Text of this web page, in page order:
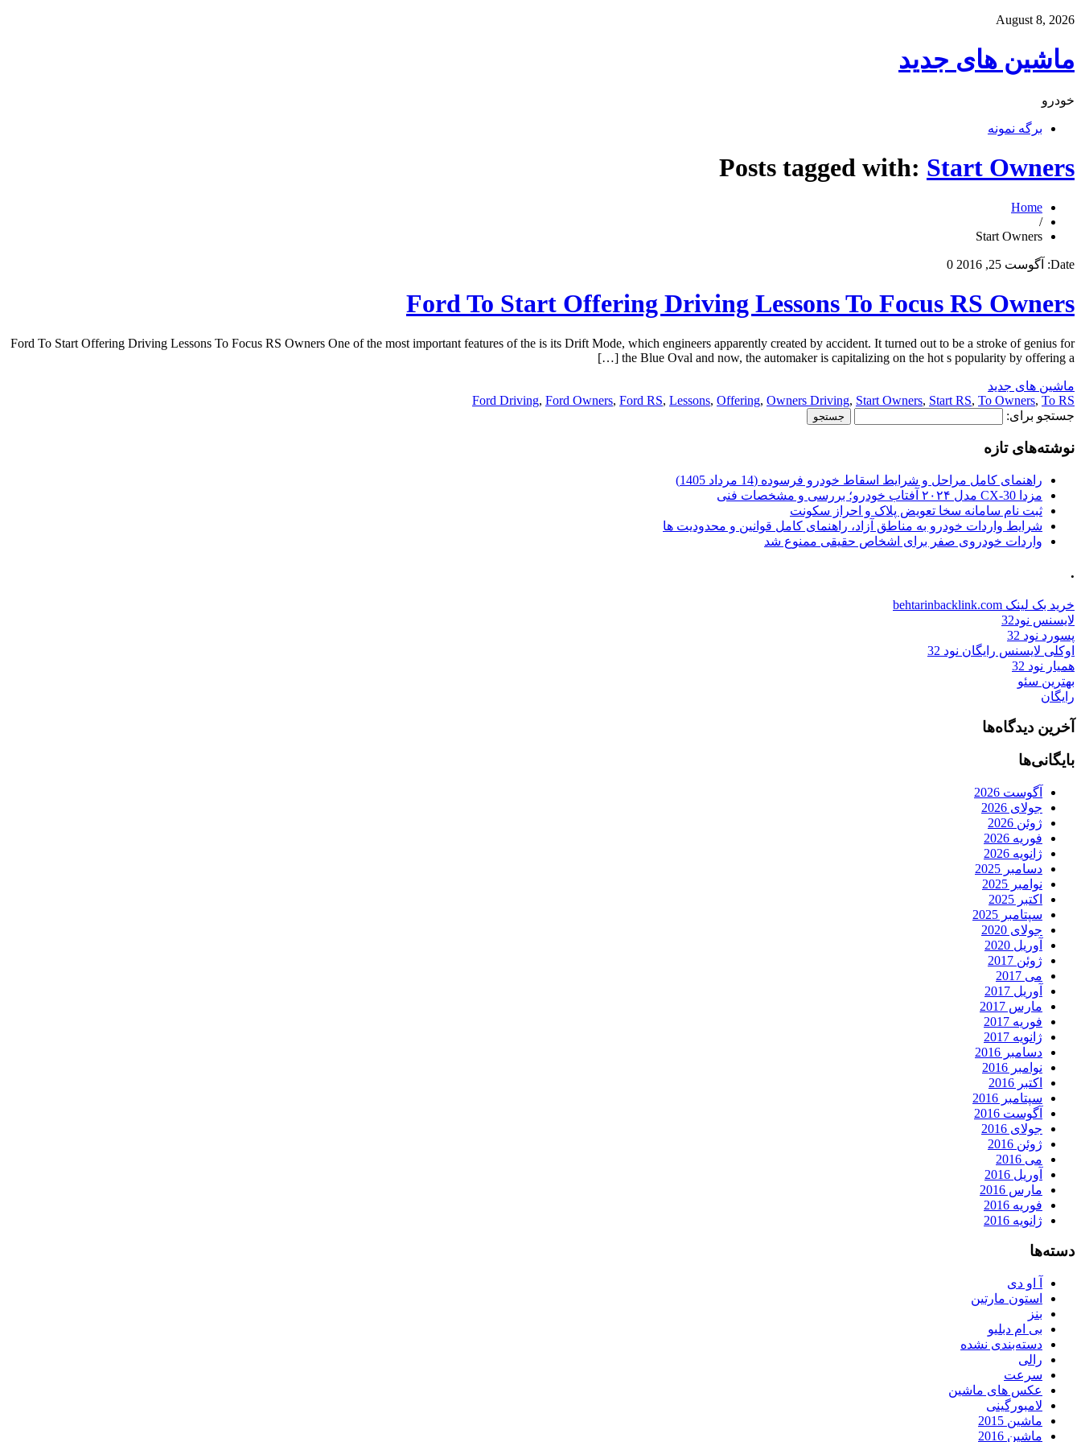
August 8, 2026
ماشین های جدید
خودرو
برگه نمونه
Posts tagged with: Start Owners
Home
/
Start Owners
Date: آگوست 25, 2016 0
Ford To Start Offering Driving Lessons To Focus RS Owners
Ford To Start Offering Driving Lessons To Focus RS Owners One of the most important features of the is its Drift Mode, which engineers apparently created by accident. It turned out to be a stroke of genius for
the Blue Oval and now, the automaker is capitalizing on the hot s popularity by offering a […]
ماشین های جدید
Ford Driving, Ford Owners, Ford RS, Lessons, Offering, Owners Driving, Start Owners, Start RS, To Owners, To RS
جستجو برای:
نوشته‌های تازه
راهنمای کامل مراحل و شرایط اسقاط خودرو فرسوده (14 مرداد 1405)
مزدا CX-30 مدل ۲۰۲۴ آفتاب خودرو؛ بررسی و مشخصات فنی
ثبت نام سامانه سخا تعویض پلاک و احراز سکونت
شرایط واردات خودرو به مناطق آزاد، راهنمای کامل قوانین و محدودیت ها
واردات خودروی صفر برای اشخاص حقیقی ممنوع شد
.
خرید بک لینک behtarinbacklink.com
لایسنس نود32
پسورد نود 32
اوکلی لایسنس رایگان نود 32
همیار نود 32
بهترین سئو
رایگان
آخرین دیدگاه‌ها
بایگانی‌ها
آگوست 2026
جولای 2026
ژوئن 2026
فوریه 2026
ژانویه 2026
دسامبر 2025
نوامبر 2025
اکتبر 2025
سپتامبر 2025
جولای 2020
آوریل 2020
ژوئن 2017
می 2017
آوریل 2017
مارس 2017
فوریه 2017
ژانویه 2017
دسامبر 2016
نوامبر 2016
اکتبر 2016
سپتامبر 2016
آگوست 2016
جولای 2016
ژوئن 2016
می 2016
آوریل 2016
مارس 2016
فوریه 2016
ژانویه 2016
دسته‌ها
آ او دی
استون مارتین
بنز
بی ام دبلیو
دسته‌بندی نشده
رالی
سرعت
عکس های ماشین
لامبورگینی
ماشین 2015
ماشین 2016